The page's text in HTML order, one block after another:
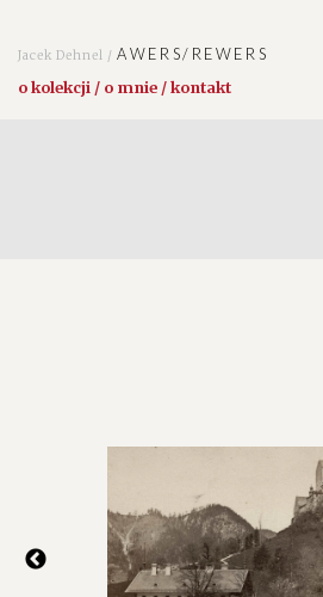
Jacek Dehnel /AWERS/REWERS
o kolekcji / o mnie / kontakt